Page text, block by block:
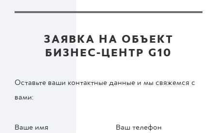
ЗАЯВКА НА ОБЪЕКТ
БИЗНЕС-ЦЕНТР G10
Оставьте ваши контактные данные и мы свяжемся с
вами:
Ваше имя Ваш телефон